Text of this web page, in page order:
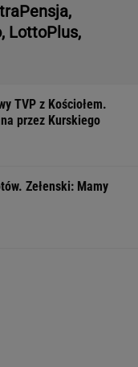
LottoPlus,
TVP z Kościołem.
przez Kurskiego
Zełenski: Mamy